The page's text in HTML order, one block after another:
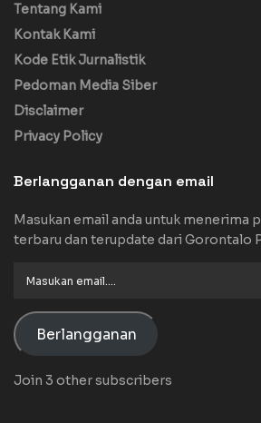
Tentang Kami
Kontak Kami
Kode Etik Jurnalistik
Pedoman Media Siber
Disclaimer
Privacy Policy
Berlangganan dengan email
Masukan email anda untuk menerima
terbaru dan terupdate dari Gorontalo
Berlangganan
Join 3 other subscribers